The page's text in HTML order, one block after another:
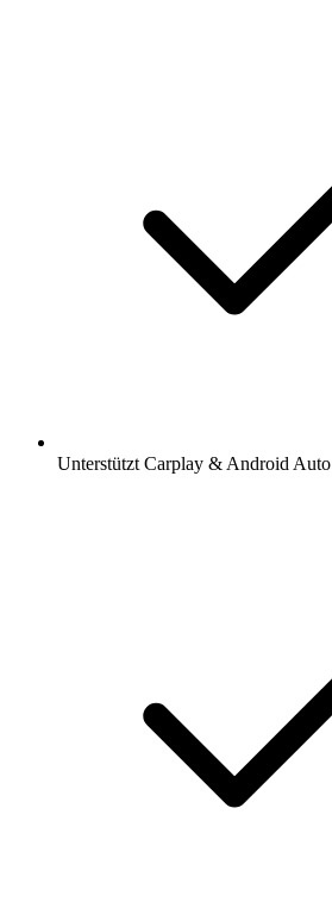
Unterstützt Carplay & Android Auto